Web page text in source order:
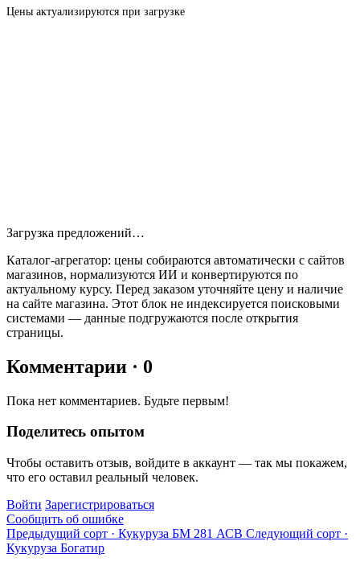
Цены актуализируются при загрузке
Загрузка предложений…
Каталог‑агрегатор: цены собираются автоматически с сайтов
магазинов, нормализуются ИИ и конвертируются по
актуальному курсу. Перед заказом уточняйте цену и наличие
на сайте магазина. Этот блок не индексируется поисковыми
системами — данные подгружаются после открытия
страницы.
Комментарии · 0
Пока нет комментариев. Будьте первым!
Поделитесь опытом
Чтобы оставить отзыв, войдите в аккаунт — так мы покажем,
что его оставил реальный человек.
Войти Зарегистрироваться
Сообщить об ошибке
Предыдущий сорт · Кукуруза БМ 281 АСВ Следующий сорт ·
Кукуруза Богатир